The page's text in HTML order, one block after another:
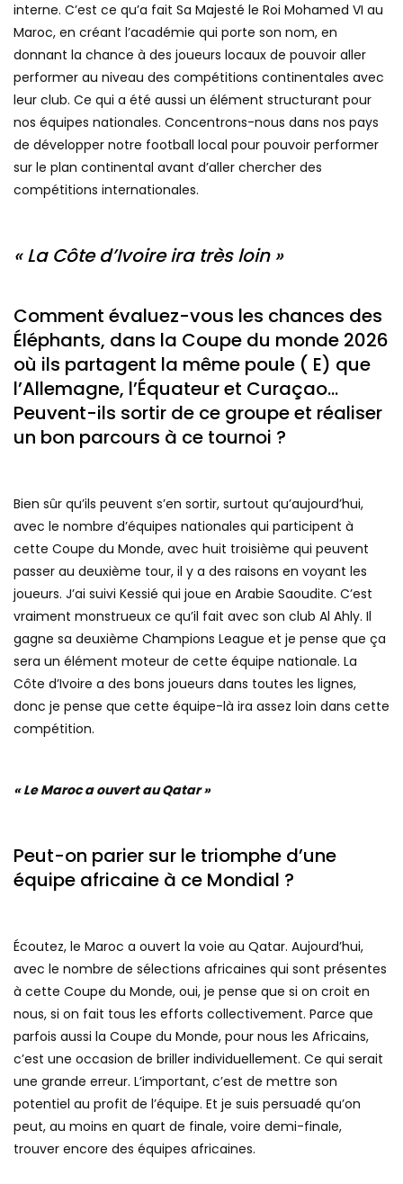
interne. C’est ce qu’a fait Sa Majesté le Roi Mohamed VI au
Maroc, en créant l’académie qui porte son nom, en
donnant la chance à des joueurs locaux de pouvoir aller
performer au niveau des compétitions continentales avec
leur club. Ce qui a été aussi un élément structurant pour
nos équipes nationales. Concentrons-nous dans nos pays
de développer notre football local pour pouvoir performer
sur le plan continental avant d’aller chercher des
compétitions internationales.
« La Côte d’Ivoire ira très loin »
Comment évaluez-vous les chances des
Éléphants, dans la Coupe du monde 2026
où ils partagent la même poule ( E) que
l’Allemagne, l’Équateur et Curaçao…
Peuvent-ils sortir de ce groupe et réaliser
un bon parcours à ce tournoi ?
Bien sûr qu’ils peuvent s’en sortir, surtout qu’aujourd’hui,
avec le nombre d’équipes nationales qui participent à
cette Coupe du Monde, avec huit troisième qui peuvent
passer au deuxième tour, il y a des raisons en voyant les
joueurs. J’ai suivi Kessié qui joue en Arabie Saoudite. C’est
vraiment monstrueux ce qu’il fait avec son club Al Ahly. Il
gagne sa deuxième Champions League et je pense que ça
sera un élément moteur de cette équipe nationale. La
Côte d’Ivoire a des bons joueurs dans toutes les lignes,
donc je pense que cette équipe-là ira assez loin dans cette
compétition.
« Le Maroc a ouvert au Qatar »
Peut-on parier sur le triomphe d’une
équipe africaine à ce Mondial ?
Écoutez, le Maroc a ouvert la voie au Qatar. Aujourd’hui,
avec le nombre de sélections africaines qui sont présentes
à cette Coupe du Monde, oui, je pense que si on croit en
nous, si on fait tous les efforts collectivement. Parce que
parfois aussi la Coupe du Monde, pour nous les Africains,
c’est une occasion de briller individuellement. Ce qui serait
une grande erreur. L’important, c’est de mettre son
potentiel au profit de l’équipe. Et je suis persuadé qu’on
peut, au moins en quart de finale, voire demi-finale,
trouver encore des équipes africaines.